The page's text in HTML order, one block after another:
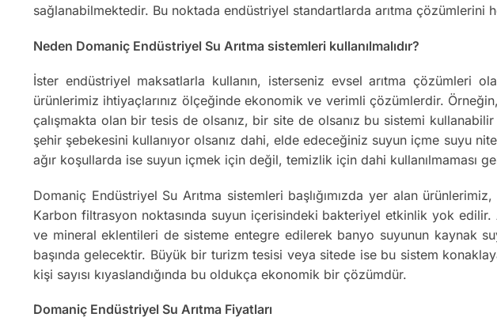
sağlanabilmektedir. Bu noktada endüstriyel standartlarda arıtma çözümlerini
Neden Domaniç Endüstriyel Su Arıtma sistemleri kullanılmalıdır?
İster endüstriyel maksatlarla kullanın, isterseniz evsel arıtma çözümleri
ürünlerimiz ihtiyaçlarınız ölçeğinde ekonomik ve verimli çözümlerdir.
çalışmakta olan bir tesis de olsanız, bir site de olsanız bu sistemi
şehir şebekesini kullanıyor olsanız dahi, elde edeceğiniz suyun içme suyu
ağır koşullarda ise suyun içmek için değil, temizlik için dahi kullanılmaması
Domaniç Endüstriyel Su Arıtma sistemleri başlığımızda yer alan
Karbon filtrasyon noktasında suyun içerisindeki bakteriyel etkinlik yok edilir.
ve mineral eklentileri de sisteme entegre edilerek banyo suyunun kaynak
başında gelecektir. Büyük bir turizm tesisi veya sitede ise bu sistem
kişi sayısı kıyaslandığında bu oldukça ekonomik bir çözümdür.
Domaniç Endüstriyel Su Arıtma Fiyatları